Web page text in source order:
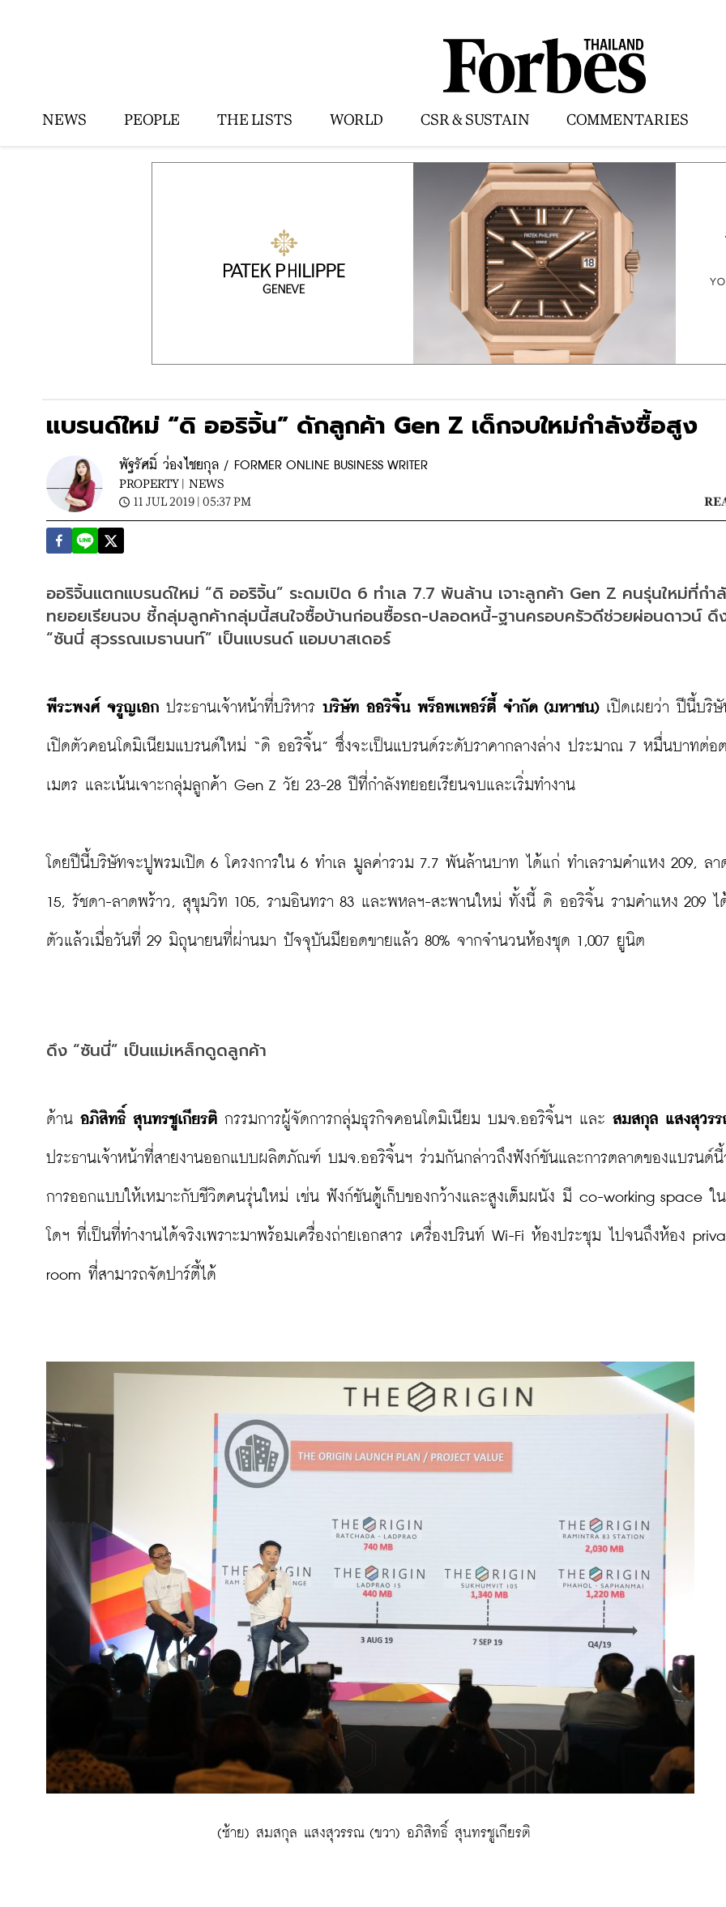
NEWS PEOPLE THE LISTS WORLD CSR & SUSTAIN COMMENTARIES
แบรนด์ใหม่ “ดิ ออริจิ้น” ดักลูกค้า Gen Z เด็กจบใหม่กำลังซื้อสูง
พัฐรัศมิ์ ว่องไชยกุล / FORMER ONLINE BUSINESS WRITER
PROPERTY | NEWS
11 JUL 2019 | 05:37 PM
ออริจิ้นแตกแบรนด์ใหม่ “ดิ ออริจิ้น” ระดมเปิด 6 ทำเล 7.7 พันล้าน เจาะลูกค้า Gen Z คนรุ่นใหม่ที่กำ
ทยอยเรียนจบ ชี้กลุ่มลูกค้ากลุ่มนี้สนใจซื้อบ้านก่อนซื้อรถ-ปลอดหนี้-ฐานครอบครัวดีช่วยผ่อนดาวน์ ดึ
“ซันนี่ สุวรรณเมธานนท์” เป็นแบรนด์ แอมบาสเดอร์
พีระพงศ์ จรูญเอก ประธานเจ้าหน้าที่บริหาร บริษัท ออริจิ้น พร็อพเพอร์ตี้ จำกัด (มหาชน) เปิดเผยว่า ปีนี้บริษั
เปิดตัวคอนโดมิเนียมแบรนด์ใหม่ “ดิ ออริจิ้น” ซึ่งจะเป็นแบรนด์ระดับราคากลางล่าง ประมาณ 7 หมื่นบาทต่อต
เมตร และเน้นเจาะกลุ่มลูกค้า Gen Z วัย 23-28 ปีที่กำลังทยอยเรียนจบและเริ่มทำงาน
โดยปีนี้บริษัทจะปูพรมเปิด 6 โครงการใน 6 ทำเล มูลค่ารวม 7.7 พันล้านบาท ได้แก่ ทำเลรามคำแหง 209, ลา
15, รัชดา-ลาดพร้าว, สุขุมวิท 105, รามอินทรา 83 และพหลฯ-สะพานใหม่ ทั้งนี้ ดิ ออริจิ้น รามคำแหง 209 ไ
ตัวแล้วเมื่อวันที่ 29 มิถุนายนที่ผ่านมา ปัจจุบันมียอดขายแล้ว 80% จากจำนวนห้องชุด 1,007 ยูนิต
ดึง “ซันนี่” เป็นแม่เหล็กดูดลูกค้า
ด้าน อภิสิทธิ์ สุนทรชูเกียรติ กรรมการผู้จัดการกลุ่มธุรกิจคอนโดมิเนียม บมจ.ออริจิ้นฯ และ สมสกุล แสงสุวร
ประธานเจ้าหน้าที่สายงานออกแบบผลิตภัณฑ์ บมจ.ออริจิ้นฯ ร่วมกันกล่าวถึงฟังก์ชันและการตลาดของแบรนด์
การออกแบบให้เหมาะกับชีวิตคนรุ่นใหม่ เช่น ฟังก์ชันตู้เก็บของกว้างและสูงเต็มผนัง มี co-working space ใ
โดฯ ที่เป็นที่ทำงานได้จริงเพราะมาพร้อมเครื่องถ่ายเอกสาร เครื่องปรินท์ Wi-Fi ห้องประชุม ไปจนถึงห้อง
room ที่สามารถจัดปาร์ตี้ได้
(ซ้าย) สมสกุล แสงสุวรรณ (ขวา) อภิสิทธิ์ สุนทรชูเกียรติ